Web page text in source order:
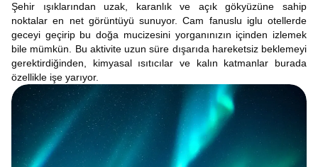
Şehir ışıklarından uzak, karanlık ve açık gökyüzüne sahip
noktalar en net görüntüyü sunuyor. Cam fanuslu iglu otellerde
geceyi geçirip bu doğa mucizesini yorganınızın içinden izlemek
bile mümkün. Bu aktivite uzun süre dışarıda hareketsiz beklemeyi
gerektirdiğinden, kimyasal ısıtıcılar ve kalın katmanlar burada
özellikle işe yarıyor.